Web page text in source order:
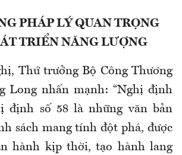
PHÁP LÝ QUAN TRỌNG
TRIỂN NĂNG LƯỢNG
Thứ trưởng Bộ Công Thương
Long nhấn mạnh: “Nghị định
định số 58 là những văn bản
sách mang tính đột phá, được
hành kịp thời, tạo hành lang